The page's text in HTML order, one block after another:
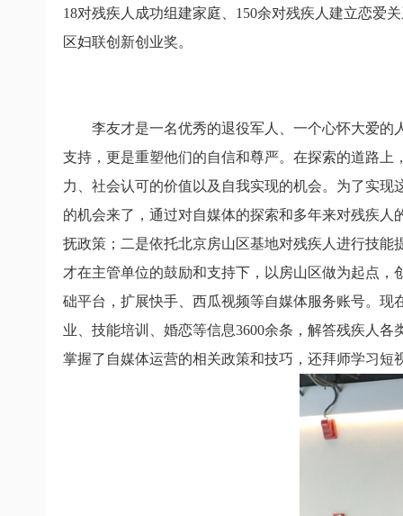
18对残疾人成功组建家庭、 150余对残疾人建立恋爱
区妇联创新创业奖。
李友才是一名优秀的退役军人、一个心怀大爱的
支持，更是重塑他们的自信和尊严。在探索的道路
力、社会认可的价值以及自我实现的机会。为了实
的机会来了，通过对自媒体的探索和多年来对残疾
抚政策；二是依托北京房山区基地对残疾人进行技
才在主管单位的鼓励和支持下，以房山区做为起点
础平台，扩展快手、西瓜视频等自媒体服务账号。现
业、技能培训、婚恋等信息3600余条，解答残疾人各
掌握了自媒体运营的相关政策和技巧，还拜师学习短